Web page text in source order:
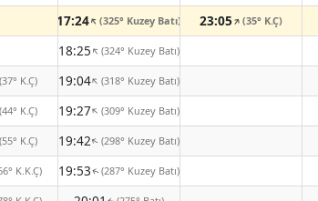
17:24↑(325° Kuzey Batı) 23:05↑(35° K.Ç)
18:25↑(324° Kuzey Batı)
(37° K.Ç) 19:04↑(318° Kuzey Batı)
(44° K.Ç) 19:27↑(309° Kuzey Batı)
(55° K.Ç) 19:42↑(298° Kuzey Batı)
K.K.Ç) 19:53↑(287° Kuzey Batı)